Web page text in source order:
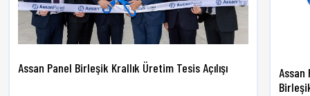
Assan Panel Birleşik Krallık Üretim Tesis Açılışı